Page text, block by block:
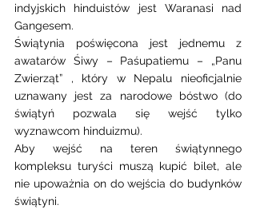
indyjskich hinduistów jest Waranasi nad
Gangesem.
Świątynia poświęcona jest jednemu z
awatarów Śiwy – Paśupatiemu – „Panu
Zwierząt” , który w Nepalu nieoficjalnie
uznawany jest za narodowe bóstwo (do
świątyń pozwala się wejść tylko
wyznawcom hinduizmu).
Aby wejść na teren świątynnego
kompleksu turyści muszą kupić bilet, ale
nie upoważnia on do wejścia do budynków
świątyni.